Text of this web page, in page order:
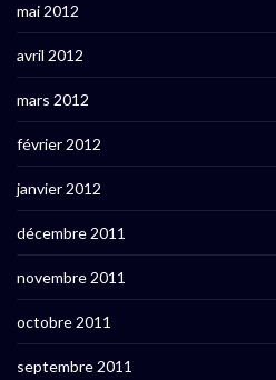
mai 2012
avril 2012
mars 2012
février 2012
janvier 2012
décembre 2011
novembre 2011
octobre 2011
septembre 2011